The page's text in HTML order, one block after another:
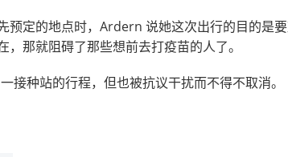
预定的地点时，Ardern 说她这次出行的目的是
那就阻碍了那些想前去打疫苗的人了。
接种站的行程，但也被抗议干扰而不得不取消。